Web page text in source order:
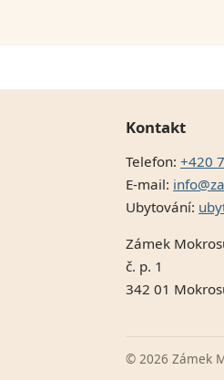
Kontakt
Telefon: +420
E-mail:
Ubytování:
Zámek
č. p. 1
342 01
© 2026 Zámek